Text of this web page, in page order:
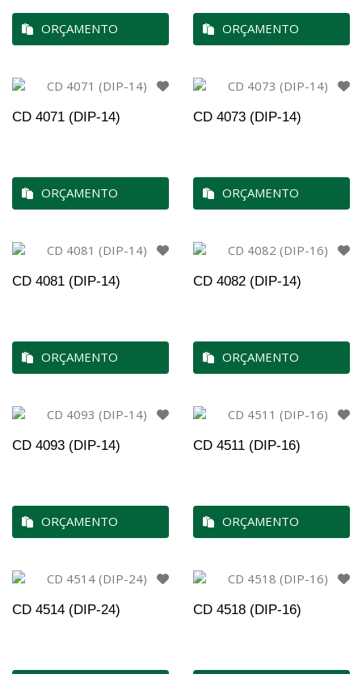
ORÇAMENTO ORÇAMENTO
CD 4071 (DIP-14)
ORÇAMENTO
CD 4073 (DIP-14)
ORÇAMENTO
CD 4081 (DIP-14)
ORÇAMENTO
CD 4082 (DIP-14)
ORÇAMENTO
CD 4093 (DIP-14)
ORÇAMENTO
CD 4511 (DIP-16)
ORÇAMENTO
CD 4514 (DIP-24) CD 4518 (DIP-16)